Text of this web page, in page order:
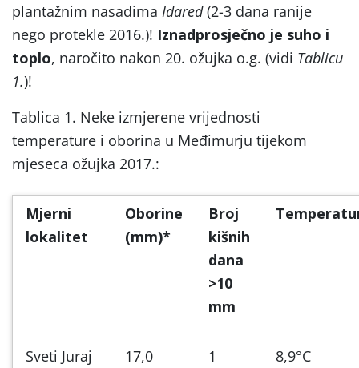
plantažnim nasadima Idared(2-3 dana ranije
nego protekle 2016.)! Iznadprosječno je suho i
toplo, naročito nakon 20. ožujka o.g. (vidi Tablicu
1.)!
Tablica 1. Neke izmjerene vrijednosti
temperature i oborina u Međimurju tijekom
mjeseca ožujka 2017.:
Mjerni
lokalitet
Oborine
(mm)*
Broj
kišnih
dana
>10
mm
Sveti Juraj
17,0 1 8,9°C